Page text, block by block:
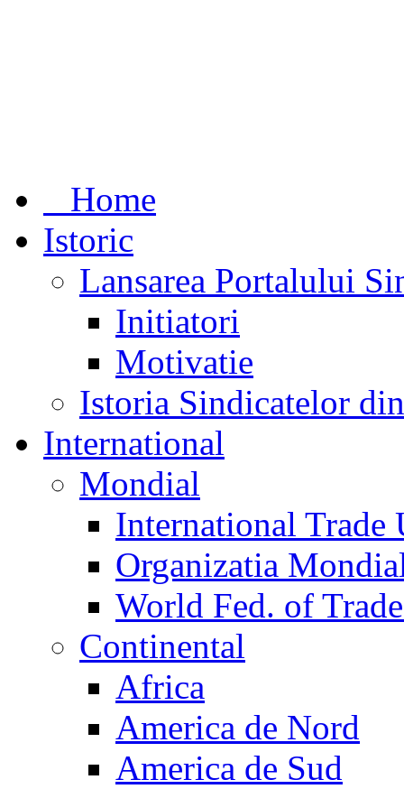
Home
Istoric
Lansarea Portalului
Initiatori
Motivatie
Istoria Sindicatelor
International
Mondial
International Trade
Organizatia
World Fed. of
Continental
Africa
America de Nord
America de Sud